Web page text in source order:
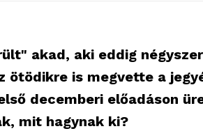
akad, aki eddig
ötödikre is megvette a
decemberi előadáson
mit hagynak ki?